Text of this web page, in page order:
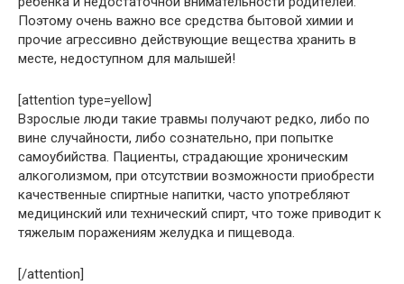
Поэтому очень важно все средства бытовой химии и
прочие агрессивно действующие вещества хранить в
месте, недоступном для малышей!
[attention type=yellow]
Взрослые люди такие травмы получают редко, либо по
вине случайности, либо сознательно, при попытке
самоубийства. Пациенты, страдающие хроническим
алкоголизмом, при отсутствии возможности приобрести
качественные спиртные напитки, часто употребляют
медицинский или технический спирт, что тоже приводит к
тяжелым поражениям желудка и пищевода.
[/attention]